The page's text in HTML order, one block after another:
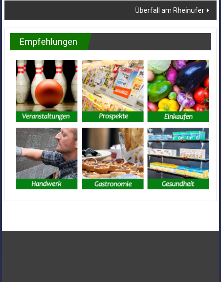
Überfall am Rheinufer
Empfehlungen